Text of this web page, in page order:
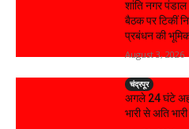
शांति नगर
बैठक पर टिकीं
प्रबंधन की
August 3, 2026
चंद्रपूर
अगले 24 घंटे
भारी से अति